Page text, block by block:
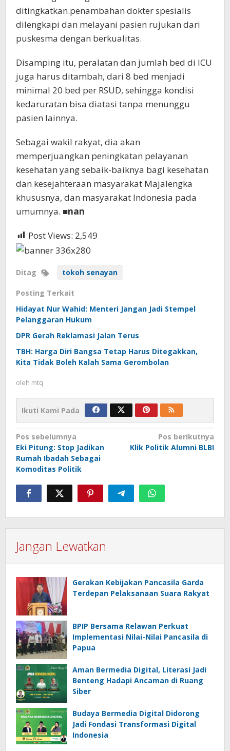
ditingkatkan.penambahan dokter spesialis
dilengkapi dan melayani pasien rujukan dari
puskesma dengan berkualitas.
Disamping itu, peralatan dan jumlah bed di ICU
juga harus ditambah, dari 8 bed menjadi
minimal 20 bed per RSUD, sehingga kondisi
kedaruratan bisa diatasi tanpa menunggu
pasien lainnya.
Sebagai wakil rakyat, dia akan
memperjuangkan peningkatan pelayanan
kesehatan yang sebaik-baiknya bagi kesehatan
dan kesejahteraan masyarakat Majalengka
khususnya, dan masyarakat Indonesia pada
umumnya. ■nan
Post Views: 2,549
Ditag tokoh senayan
Posting Terkait
Hidayat Nur Wahid: Menteri Jangan Jadi Stempel
Pelanggaran Hukum
DPR Gerah Reklamasi Jalan Terus
TBH: Harga Diri Bangsa Tetap Harus Ditegakkan,
Kita Tidak Boleh Kalah Sama Gerombolan
oleh mtq
Ikuti Kami Pada
Navigasi
pos
Pos sebelumnya
Eki Pitung: Stop Jadikan
Rumah Ibadah Sebagai
Komoditas Politik
Pos berikutnya
Klik Politik Alumni BLBI
Jangan Lewatkan
Gerakan Kebijakan Pancasila Garda
Terdepan Pelaksanaan Suara Rakyat
BPIP Bersama Relawan Perkuat
Implementasi Nilai-Nilai Pancasila di
Papua
Aman Bermedia Digital, Literasi Jadi
Benteng Hadapi Ancaman di Ruang
Siber
Budaya Bermedia Digital Didorong
Jadi Fondasi Transformasi Digital
Indonesia